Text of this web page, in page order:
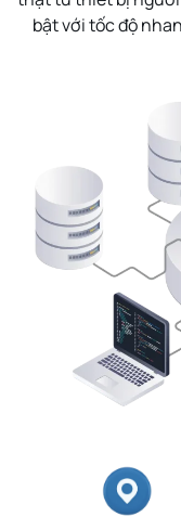
bật với tốc độ